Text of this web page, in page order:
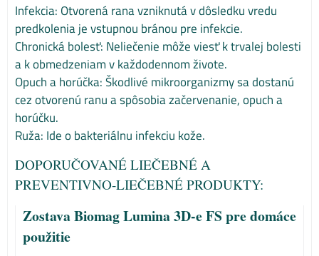
Infekcia: Otvorená rana vzniknutá v dôsledku vredu
predkolenia je vstupnou bránou pre infekcie.
Chronická bolesť: Neliečenie môže viesť k trvalej bolesti
a k obmedzeniam v každodennom živote.
Opuch a horúčka: Škodlivé mikroorganizmy sa dostanú
cez otvorenú ranu a spôsobia začervenanie, opuch a
horúčku.
Ruža: Ide o bakteriálnu infekciu kože.
DOPORUČOVANÉ LIEČEBNÉ A
PREVENTIVNO-LIEČEBNÉ PRODUKTY:
Zostava Biomag Lumina 3D-e FS pre domáce
použitie